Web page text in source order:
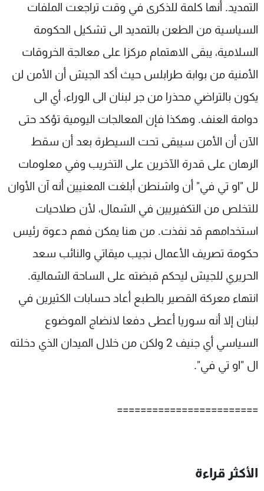
التمديد. أنها كلمة للذكرى في وقت تراجعت الملفات
السياسية من الطعن بالتمديد الى تشكيل الحكومة
السلامية، يبقى الاهتمام مركزا على معالجة الخروقات
الأمنية من بوابة طرابلس حيث أكد الجيش أن الأمن لن
يكون بالتراضي محذرا من جر لبنان الى الوراء، أي الى
دوامة العنف. وهكذا فإن المعالجات اليومية تؤكد حتى
الآن أن الأمن سيبقى تحت السيطرة بعد أن سقط
الرهان على قدرة الآخرين على التخريب وفي معلومات
لل "او تي في" أن واشنطن أبلغت المعنيين أنه آن الأوان
للتخلص من التكفيريين في الشمال، لأن صلاحيات
استخدامهم قد نفذت. من هنا يمكن فهم دعوة رئيس
حكومة تصريف الأعمال نجيب ميقاتي والنائب سعد
الحريري للجيش ليحكم قبضته على الساحة الشمالية.
انتهاء معركة القصير بالطبع أعاد حسابات الكثيرين في
لبنان إلا أنه سوريا أعطى دفعا لانضاج الموضوع
السياسي أي جنيف 2 ولكن من خلال الميدان الذي دخلته
ال "او تي في".
========================
الأكثر قراءة